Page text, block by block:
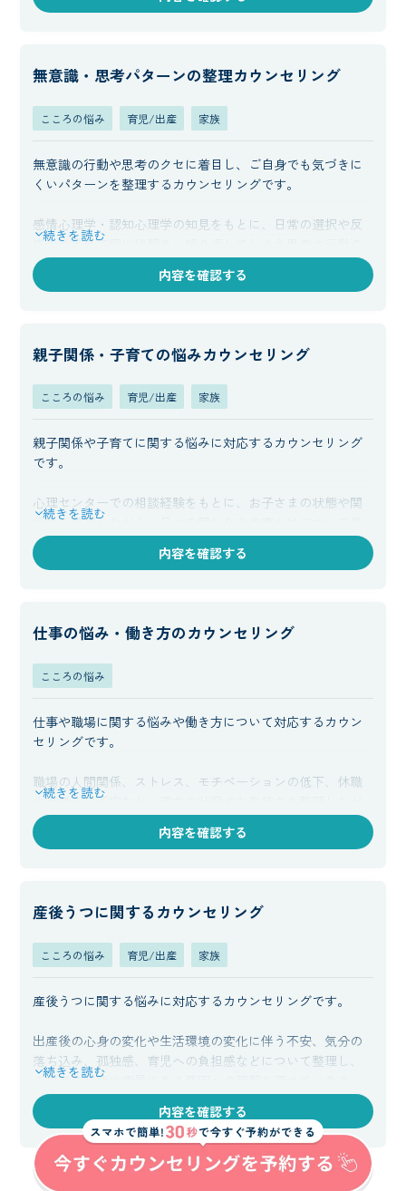
現在感じている生きづらさや負担感を和らげるために、無
無意識・思考パターンの整理カウンセリング
こころの悩み 育児/出産 家族
無意識の行動や思考のクセに着目し、ご自身でも気づきに
くいパターンを整理するカウンセリングです。
感情心理学・認知心理学の知見をもとに、日常の選択や反
応の背景を丁寧に紐解き、繰り返してしまう思考や行動の
傾向を明確にしながら、より負担の少ない考え方や行動の
選択肢を一緒に検討します。
続きを読む
内容を確認する
親子関係・子育ての悩みカウンセリング
こころの悩み 育児/出産 家族
親子関係や子育てに関する悩みに対応するカウンセリング
です。
心理センターでの相談経験をもとに、お子さまの状態や関
係性を整理しながら、日々の関わり方や声かけについて具
体的にご提案いたします。保護者の方のお気持ちにも寄り
添いながら、無理のない形での関係づくりをサポートしま
続きを読む
内容を確認する
仕事の悩み・働き方のカウンセリング
こころの悩み
仕事や職場に関する悩みや働き方について対応するカウン
セリングです。
職場の人間関係、ストレス、モチベーションの低下、休職
や復職への不安など、現在の状況やお気持ちを整理しなが
ら、負担の要因や思考の傾向を明確にしていきます。その
うえで、ご自身に合った働き方や対処方法を具体的に検討
続きを読む
内容を確認する
産後うつに関するカウンセリング
こころの悩み 育児/出産 家族
産後うつに関する悩みに対応するカウンセリングです。
出産後の心身の変化や生活環境の変化に伴う不安、気分の
落ち込み、孤独感、育児への負担感などについて整理し、
ご自身の状態や背景にある要因への理解を深めていきま
す。
現在感じているつらさや余裕のなさを軽減するために、無
理のない範囲で取り組めるセルフケアや周囲との関わり
方、サポートの受け方について具体的に検討していきま
続きを読む
内容を確認する